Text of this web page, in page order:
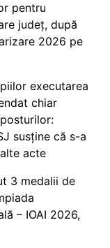
pentru
județ, după
2026 pe
executarea
chiar
susține că s-a
acte
3 medalii de
– IOAI 2026,